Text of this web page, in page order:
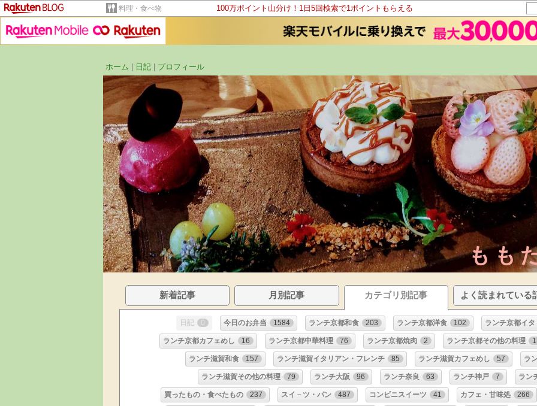
料理・食べ物 100万ポイント山分け！1日5回検索で1ポイントもらえる
ホーム
日記 プロフィール
もも
新着記事 月別記事 カテゴリ別記事 よく読まれている
日記 0 今日のお弁当 1584 ランチ京都和食 203 ランチ京都洋食 102 ランチ京都イ
ランチ京都カフェめし 16 ランチ京都中華料理 76 ランチ京都焼肉 2 ランチ京都その他の料理
ランチ滋賀和食 157 ランチ滋賀イタリアン・フレンチ 85 ランチ滋賀カフェめし 57 ラ
ランチ滋賀その他の料理 79 ランチ大阪 96 ランチ奈良 63 ランチ神戸 7 ラン
買ったもの・食べたもの 237 スイ－ツ・パン 487 コンビニスイーツ 41 カフェ・甘味処 266